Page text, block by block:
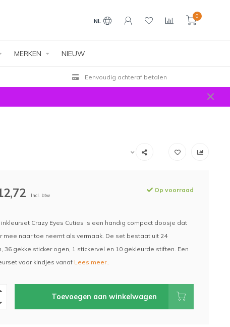
NL
0
MERKEN NIEUW
Eenvoudig achteraf betalen
Incl. btw
Op voorraad
inkleurset Crazy Eyes Cuties is een handig compact doosje dat
mee naar toe neemt als vermaak. De set bestaat uit 24
36 gekke sticker ogen, 1 stickervel en 10 gekleurde stiften. Een
voor kindjes vanaf Lees meer..
Toevoegen aan winkelwagen